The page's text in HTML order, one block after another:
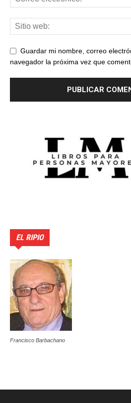
Guardar mi nombre, correo
navegador la próxima vez que
EL RIPIO
Francisco Barbachano